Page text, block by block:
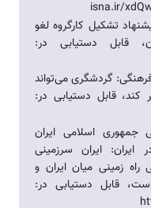
(۷ مهر ۱۴۰۲)، پیشنهاد تشکیل کارگروه لغو
قابل دستیابی در:
وزیر میراث فرهنگی: گردشگری می‌تواند
کند، قابل دستیابی در:
جمهوری اسلامی ایران
در ایران: ایران سرزمینی
زمینی میان ایران و
قابل دستیابی در: